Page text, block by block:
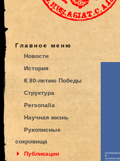
Главное меню
Новости
История
К 80-летию Победы
Структура
Personalia
Научная жизнь
Рукописные
сокровища
Публикации